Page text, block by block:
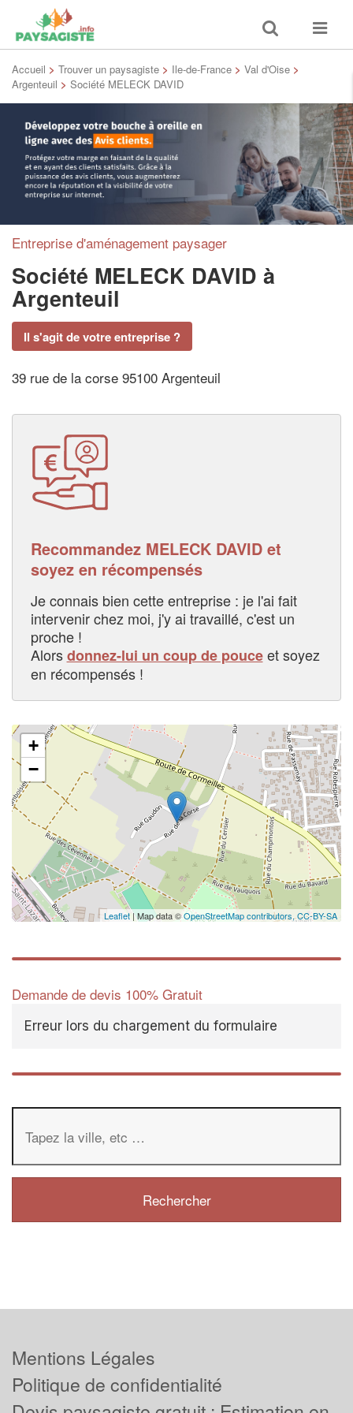
Toggle
search
Toggle
Accueil > Trouver un paysagiste > Ile-de-France > Val d'Oise >
Argenteuil > Société MELECK DAVID
Entreprise d'aménagement paysager
Société MELECK DAVID à
Argenteuil
Il s'agit de votre entreprise ?
39 rue de la corse 95100 Argenteuil
Recommandez MELECK DAVID et
soyez en récompensés
Je connais bien cette entreprise : je l'ai fait
intervenir chez moi, j'y ai travaillé, c'est un
proche !
Alorsdonnez-lui un coup de pouceet soyez
en récompensés !
+
−
Leaflet| Map data ©OpenStreetMap contributors,CC-BY-SA
Demande de devis 100% Gratuit
Erreur lors du chargement du formulaire
Mentions Légales
Politique de confidentialité